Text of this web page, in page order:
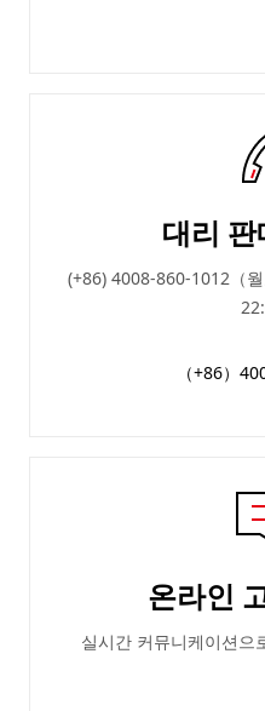
대리
(+86) 4008-860-1012（
（+86）
온라인
실시간 커뮤니케이션으